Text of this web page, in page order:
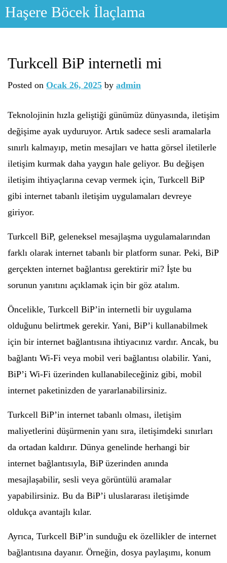
Skip
Haşere Böcek İlaçlama
Turkcell BiP internetli mi
Posted on Ocak 26, 2025 by admin
Teknolojinin hızla geliştiği günümüz dünyasında, iletişim
değişime ayak uyduruyor. Artık sadece sesli aramalarla
sınırlı kalmayıp, metin mesajları ve hatta görsel iletilerle
iletişim kurmak daha yaygın hale geliyor. Bu değişen
iletişim ihtiyaçlarına cevap vermek için, Turkcell BiP
gibi internet tabanlı iletişim uygulamaları devreye
giriyor.
Turkcell BiP, geleneksel mesajlaşma uygulamalarından
farklı olarak internet tabanlı bir platform sunar. Peki, BiP
gerçekten internet bağlantısı gerektirir mi? İşte bu
sorunun yanıtını açıklamak için bir göz atalım.
Öncelikle, Turkcell BiP’in internetli bir uygulama
olduğunu belirtmek gerekir. Yani, BiP’i kullanabilmek
için bir internet bağlantısına ihtiyacınız vardır. Ancak, bu
bağlantı Wi-Fi veya mobil veri bağlantısı olabilir. Yani,
BiP’i Wi-Fi üzerinden kullanabileceğiniz gibi, mobil
internet paketinizden de yararlanabilirsiniz.
Turkcell BiP’in internet tabanlı olması, iletişim
maliyetlerini düşürmenin yanı sıra, iletişimdeki sınırları
da ortadan kaldırır. Dünya genelinde herhangi bir
internet bağlantısıyla, BiP üzerinden anında
mesajlaşabilir, sesli veya görüntülü aramalar
yapabilirsiniz. Bu da BiP’i uluslararası iletişimde
oldukça avantajlı kılar.
Ayrıca, Turkcell BiP’in sunduğu ek özellikler de internet
bağlantısına dayanır. Örneğin, dosya paylaşımı, konum